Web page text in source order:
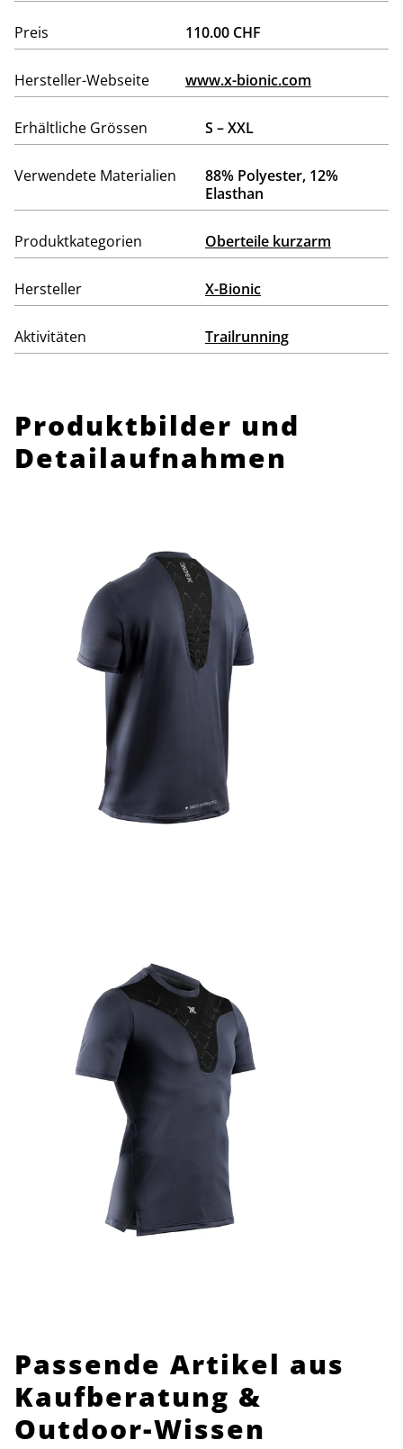
Preis 110.00 CHF
Hersteller-Webseite www.x-bionic.com
Erhältliche Grössen S – XXL
Verwendete Materialien
88% Polyester, 12%
Elasthan
Produktkategorien Oberteile kurzarm
Hersteller X-Bionic
Aktivitäten Trailrunning
Produktbilder und
Detailaufnahmen
Passende Artikel aus
Kaufberatung &
Outdoor-Wissen